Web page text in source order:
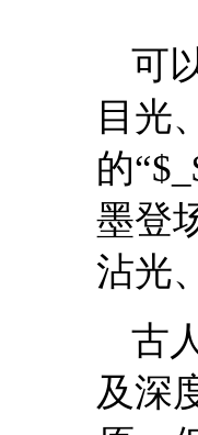
可
目光
的
墨登
沾光
古
及深